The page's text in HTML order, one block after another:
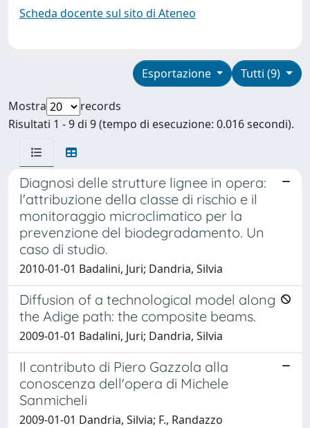
Scheda docente sul sito di Ateneo
Tutti (9)
Esportazione
Mostra
records
Risultati 1 - 9 di 9 (tempo di esecuzione: 0.016 secondi).
Diagnosi delle strutture lignee in opera:
l'attribuzione della classe di rischio e il
monitoraggio microclimatico per la
prevenzione del biodegradamento. Un
caso di studio.
2010-01-01 Badalini, Juri; Dandria, Silvia
Diffusion of a technological model along
the Adige path: the composite beams.
2009-01-01 Badalini, Juri; Dandria, Silvia
Il contributo di Piero Gazzola alla
conoscenza dell'opera di Michele
Sanmicheli
2009-01-01 Dandria, Silvia; F., Randazzo